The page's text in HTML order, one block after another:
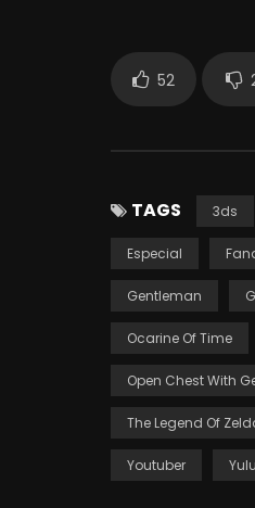
52
TAGS 3ds
Especial
Gentleman
Ocarine Of Time
Open Chest With
The Legend Of
Youtuber